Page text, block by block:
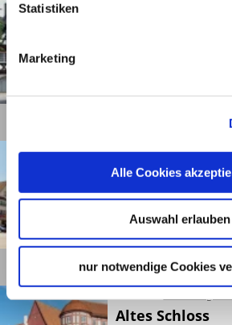
Statistiken
Marketing
Alle Cookies
Auswahl erlauben
nur notwendige Cookies
©
©
Gaildorf Entfernung
Altes Rathaus
Details
Altes Schloss